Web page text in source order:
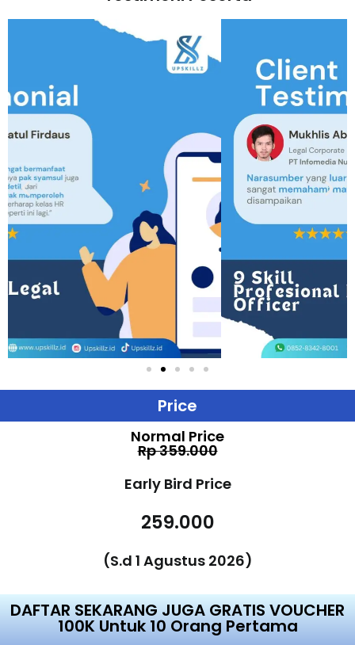
Price
Normal Price
Rp 359.000
Early Bird Price
259.000
(S.d 1 Agustus 2026)
DAFTAR SEKARANG JUGA GRATIS VOUCHER
100K Untuk 10 Orang Pertama